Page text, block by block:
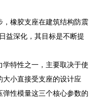
，橡胶支座在建筑结构防震
益深化，其目标是不断提
特性之一，主要取决于使
大小直接受支座的设计应
性模量这三个核心参数的